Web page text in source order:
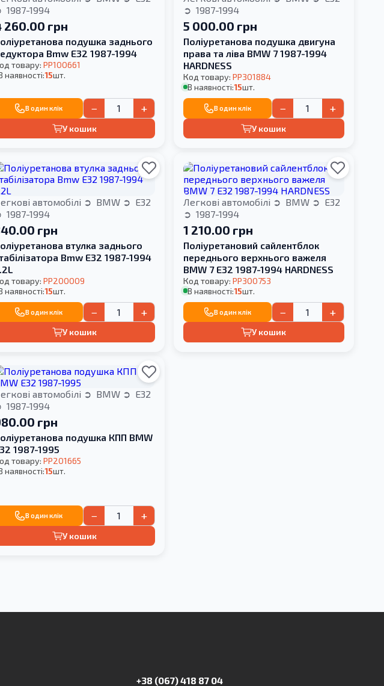
1987-1994
260.00 грн
подушка заднього
Bmw E32 1987-1994
товару:PP100661
наявності:15шт.
В один клік − +
У кошик
1987-1994
5 000.00 грн
Поліуретанова подушка двигуна
права та ліва BMW 7 1987-1994
HARDNESS
Код товару: PP301884
В наявності:15шт.
В один клік − +
У кошик
автомобілі BMW
E32
1987-1994
грн
втулка заднього
Bmw E32 1987-1994
товару:PP200009
наявності:15шт.
В один клік − +
У кошик
Легкові автомобілі BMW
E32
1987-1994
1 210.00 грн
Поліуретановий сайлентблок
переднього верхнього важеля
BMW 7 E32 1987-1994 HARDNESS
Код товару: PP300753
В наявності:15шт.
В один клік − +
У кошик
автомобілі BMW
E32
1987-1994
грн
подушка КПП BMW
1987-1995
товару:PP201665
наявності:15шт.
В один клік − +
У кошик
+38 (067) 418 87 04